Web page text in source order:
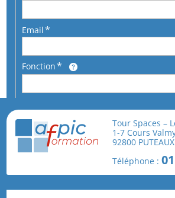
Email
Fonction
En cochant cette case, je
connaissance et j'accepte les
Tour Spaces –
1-7 Cours
92800 PUTEAUX
Téléphone :